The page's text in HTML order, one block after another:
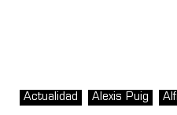
Actualidad Alexis Puig